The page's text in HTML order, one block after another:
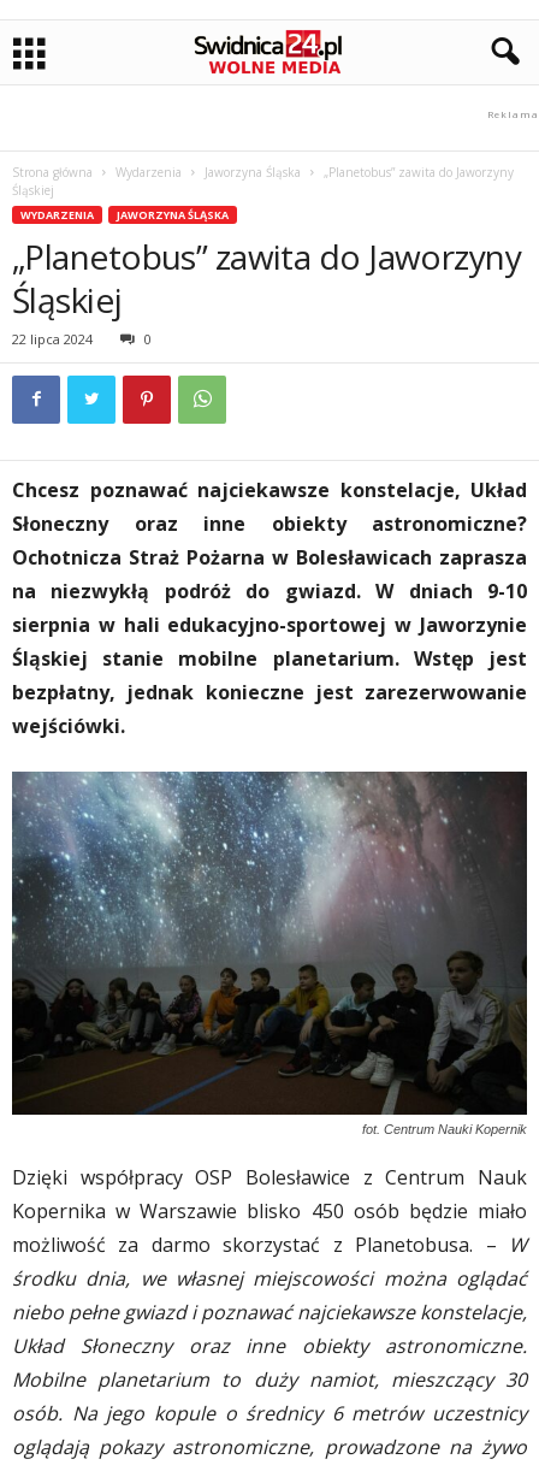
Strona główna Wydarzenia Jaworzyna Śląska
„Planetobus” zawita do Jaworzyny
Śląskiej
WYDARZENIA JAWORZYNA ŚLĄSKA
„Planetobus” zawita do Jaworzyny
Śląskiej
22 lipca 2024 0
Chcesz poznawać najciekawsze konstelacje, Układ
Słoneczny oraz inne obiekty astronomiczne?
Ochotnicza Straż Pożarna w Bolesławicach zaprasza
na niezwykłą podróż do gwiazd. W dniach 9-10
sierpnia w hali edukacyjno-sportowej w Jaworzynie
Śląskiej stanie mobilne planetarium. Wstęp jest
bezpłatny, jednak konieczne jest zarezerwowanie
wejściówki.
fot. Centrum Nauki Kopernik
Dzięki współpracy OSP Bolesławice z Centrum Nauk
Kopernika w Warszawie blisko 450 osób będzie miało
możliwość za darmo skorzystać z Planetobusa. –
W
środku dnia, we własnej miejscowości można oglądać
niebo pełne gwiazd i poznawać najciekawsze konstelacje,
Układ Słoneczny oraz inne obiekty astronomiczne.
Mobilne planetarium to duży namiot, mieszczący 30
osób. Na jego kopule o średnicy 6 metrów uczestnicy
oglądają pokazy astronomiczne, prowadzone na żywo